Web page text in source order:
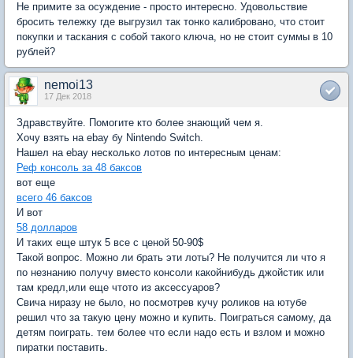
Не примите за осуждение - просто интересно. Удовольствие
бросить тележку где выгрузил так тонко калибровано, что стоит
покупки и таскания с собой такого ключа, но не стоит суммы в 10
рублей?
nemoi13
17 Дек 2018
Здравствуйте. Помогите кто более знающий чем я.
Хочу взять на ebay бу Nintendo Switch.
Нашел на ebay несколько лотов по интересным ценам:
Реф консоль за 48 баксов
вот еще
всего 46 баксов
И вот
58 долларов
И таких еще штук 5 все с ценой 50-90$
Такой вопрос. Можно ли брать эти лоты? Не получится ли что я
по незнанию получу вместо консоли какойнибудь джойстик или
там кредл,или еще чтото из аксессуаров?
Свича ниразу не было, но посмотрев кучу роликов на ютубе
решил что за такую цену можно и купить. Поиграться самому, да
детям поиграть. тем более что если надо есть и взлом и можно
пиратки поставить.